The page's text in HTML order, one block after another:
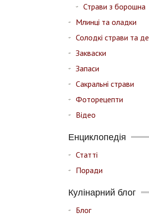
Страви з борошна
Млинці та оладки
Солодкі страви та
Закваски
Запаси
Сакральні страви
Фоторецепти
Відео
Енциклопедія
Статті
Поради
Кулінарний блог
Блог